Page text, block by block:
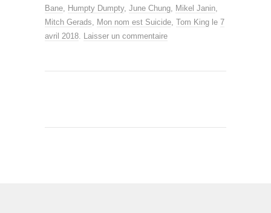
Bane, Humpty Dumpty, June Chung, Mikel Janin,
Mitch Gerads, Mon nom est Suicide, Tom King le 7
avril 2018. Laisser un commentaire